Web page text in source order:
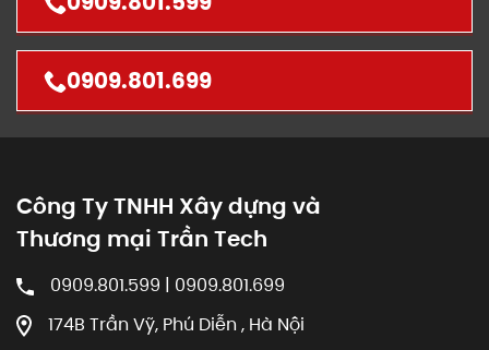
0909.801.699
Công Ty TNHH Xây dựng và
Thương mại Trần Tech
0909.801.599 | 0909.801.699
174B Trần Vỹ, Phú Diễn , Hà Nội